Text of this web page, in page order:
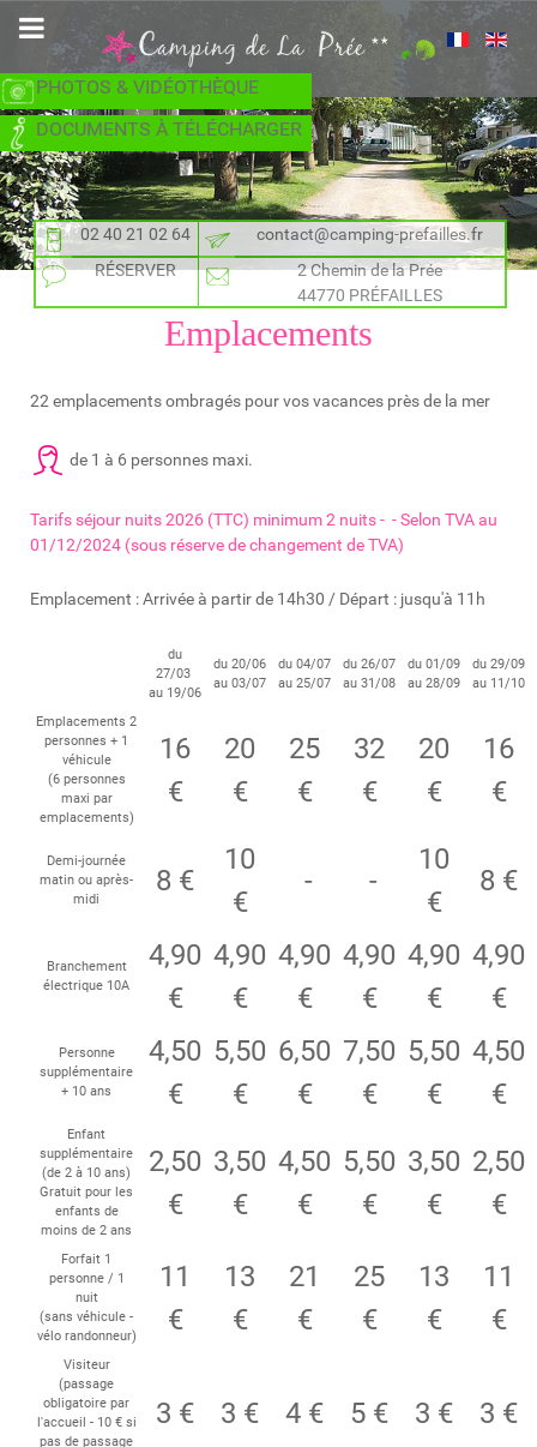
02 40 21 02 64
contact@camping-prefailles.fr
RÉSERVER
2 Chemin de la Prée
44770 PRÉFAILLES
PHOTOS & VIDÉOTHÈQUE
DOCUMENTS À TÉLÉCHARGER
Emplacements
22 emplacements ombragés pour vos vacances près de la mer
de 1 à 6 personnes maxi.
Tarifs séjour nuits 2026 (TTC) minimum 2 nuits - - Selon TVA au
01/12/2024 (sous réserve de changement de TVA)
Emplacement : Arrivée à partir de 14h30 / Départ : jusqu'à 11h
du
27/03
au 19/06
du 20/06
au 03/07
du 04/07
au 25/07
du 26/07
au 31/08
du 01/09
au 28/09
du 29/09
au 11/10
Emplacements 2
personnes + 1
véhicule
(6 personnes
maxi par
emplacements)
16
€
20
€
25
€
32
€
20
€
16
€
Demi-journée
matin ou après-
midi
8 €
10
€
- -
10
€
8 €
Branchement
électrique 10A
4,90
€
4,90
€
4,90
€
4,90
€
4,90
€
4,90
€
Personne
supplémentaire
+ 10 ans
4,50
€
5,50
€
6,50
€
7,50
€
5,50
€
4,50
€
Enfant
supplémentaire
(de 2 à 10 ans)
Gratuit pour les
enfants de
moins de 2 ans
2,50
€
3,50
€
4,50
€
5,50
€
3,50
€
2,50
€
Forfait 1
personne / 1
nuit
(sans véhicule -
vélo randonneur)
11
€
13
€
21
€
25
€
13
€
11
€
Visiteur
(passage
obligatoire par
l'accueil - 10 € si
pas de passage
3 € 3 € 4 € 5 € 3 € 3 €